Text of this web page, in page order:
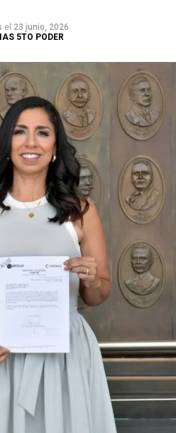
Alta, Gino Segura centró
orientadas a
la sustentabilidad
Sin embargo, enfatizó que la
la organización comunitaria
del proyecto político en la
abre una etapa
apostando por una
Su retorno a Quintana
de las estructuras de
retos políticos. El relevo
a los tiempos legales
la continuidad de la
del estado.
de Noticias
el 23 junio, 2026
5TO PODER